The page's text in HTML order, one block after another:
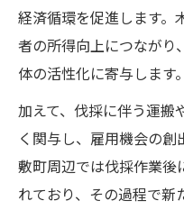
伐採後の再造
伐採と再造林
伐採現場で求
伐採から再造
伐採後の森づ
みんなの森づくり
変化
経済循環を促進します。
者の所得向上につながり
体の活性化に寄与します。
加えて、伐採に伴う運搬
く関与し、雇用機会の
敷町周辺では伐採作業後
れており、その過程で新